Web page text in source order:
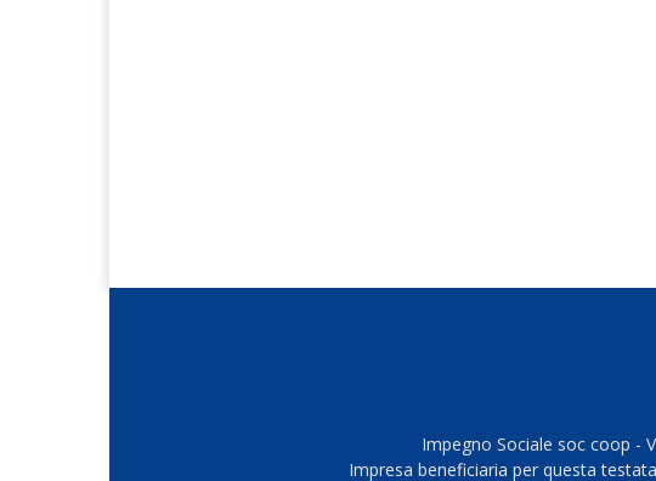
Impegno Sociale soc coop -
Impresa beneficiaria per questa